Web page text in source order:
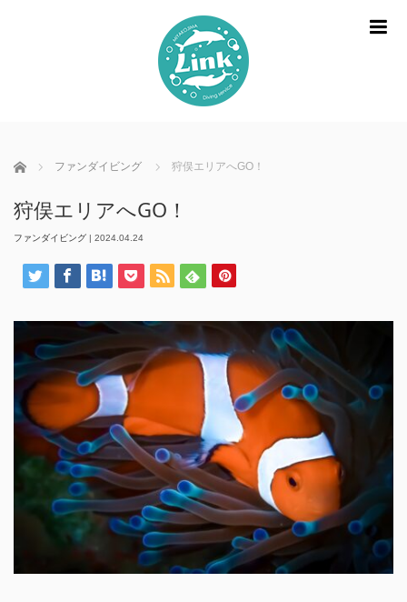
ホーム ファンダイビング 狩俣エリアへGO！
狩俣エリアへGO！
ファンダイビング | 2024.04.24